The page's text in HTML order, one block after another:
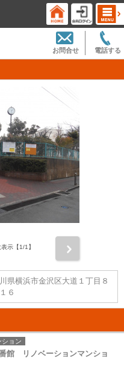
電話する
お問合せ
示【1/1】
県横浜市金沢区大道１丁目８
６
ション
館 リノベーションマンショ